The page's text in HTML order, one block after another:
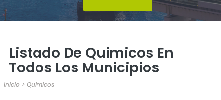
Listado De Quimicos En
Todos Los Municipios
Inicio > Quimicos